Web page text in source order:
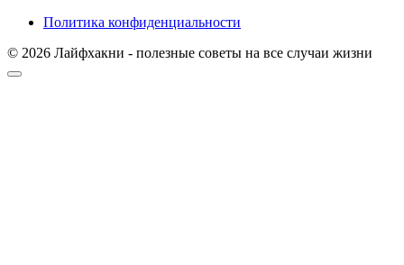
Политика конфиденциальности
© 2026 Лайфхакни - полезные советы на все случаи жизни